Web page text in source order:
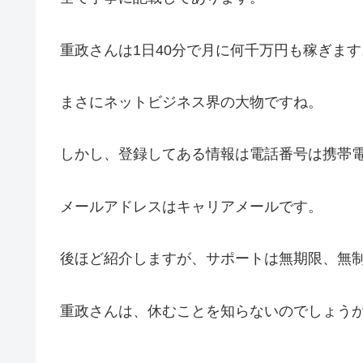
重政さんは1日40分で月に何千万円も稼ぎます
まさにネットビジネス界の大物ですね。
しかし、登録してある情報は電話番号は携帯
メールアドレスはキャリアメールです。
後ほど紹介しますが、サポートは無期限、無
重政さんは、休むことを知らないのでしょう